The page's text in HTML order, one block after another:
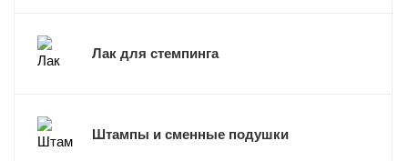
Лак для стемпинга
Штампы и сменные подушки